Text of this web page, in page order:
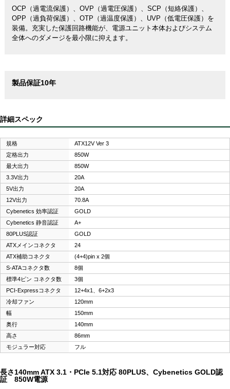
OCP（過電流保護）、OVP（過電圧保護）、SCP（短絡保護）、
OPP（過負荷保護）、OTP（過温度保護）、UVP（低電圧保護）を
装備。充実した保護回路機能が、電源ユニット本体およびシステム
全体へのダメージを最小限に抑えます。
製品保証10年
詳細スペック
規格
ATX12V Ver 3
定格出力
850W
最大出力
850W
3.3V出力
20A
5V出力
20A
12V出力
70.8A
Cybenetics 効率認証
GOLD
Cybenetics 静音認証
A+
80PLUS認証
GOLD
ATXメインコネクタ
24
ATX補助コネクタ
(4+4)pin x 2個
S-ATAコネクタ数
8個
標準4ピン コネクタ数
3個
PCI-Expressコネクタ
12+4x1、6+2x3
冷却ファン
120mm
幅
150mm
奥行
140mm
高さ
86mm
モジュラー対応
フル
長さ140mm ATX 3.1・PCIe 5.1対応 80PLUS、Cybenetics GOLD認
証 850W電源